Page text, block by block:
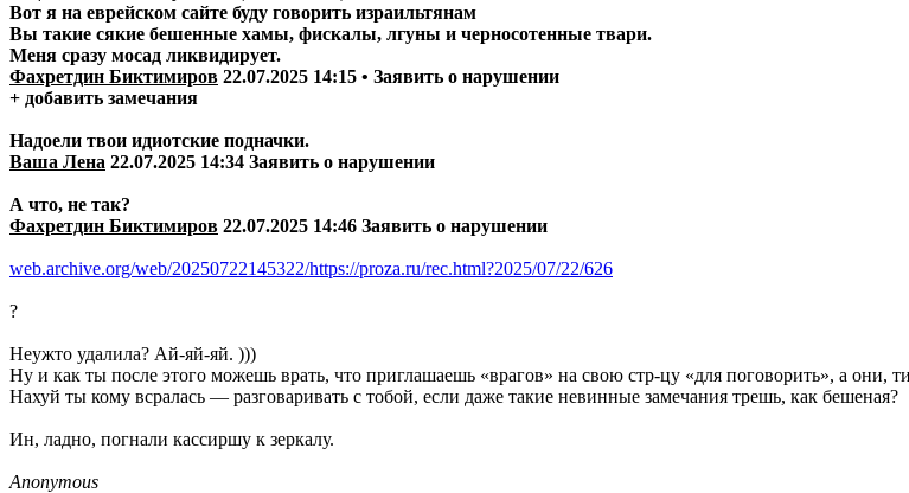
Вот я на еврейском сайте буду говорить израильтянам
Вы такие сякие бешенные хамы, фискалы, лгуны и черносотенные твари.
Меня сразу мосад ликвидирует.
Фахретдин Биктимиров 22.07.2025 14:15 • Заявить о нарушении
+ добавить замечания
Надоели твои идиотские подначки.
Ваша Лена 22.07.2025 14:34 Заявить о нарушении
А что, не так?
Фахретдин Биктимиров 22.07.2025 14:46 Заявить о нарушении
web.archive.org/web/20250722145322/https://proza.ru/rec.html?2025/07/22/626
?
Неужто удалила? Ай-яй-яй. )))
Ну и как ты после этого можешь врать, что приглашаешь «врагов» на свою стр-цу «для поговорить», а они,
Нахуй ты кому всралась — разговаривать с тобой, если даже такие невинные замечания трешь, как бешеная?
Ин, ладно, погнали кассиршу к зеркалу.
Anonymous